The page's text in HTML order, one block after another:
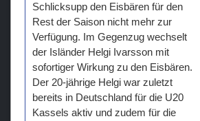
Schlicksupp den Eisbären für den
Rest der Saison nicht mehr zur
Verfügung. Im Gegenzug wechselt
der Isländer Helgi Ivarsson mit
sofortiger Wirkung zu den Eisbären.
Der 20-jährige Helgi war zuletzt
bereits in Deutschland für die U20
Kassels aktiv und zudem für die